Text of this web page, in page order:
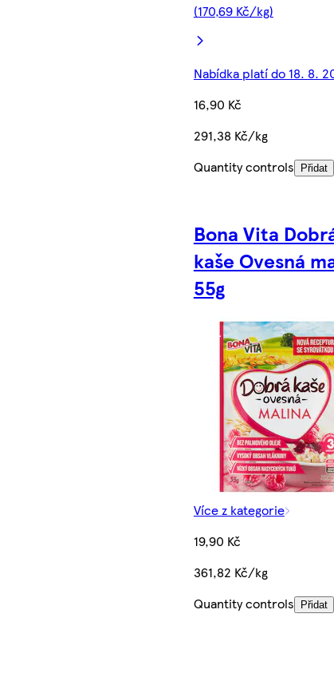
(170,69 Kč/kg)
Nabídka platí do 18. 8.
16,90 Kč
291,38 Kč/kg
Quantity controls
Přidat
Bona Vita
kaše Ovesná
55g
Více z kategorie
19,90 Kč
361,82 Kč/kg
Quantity controls
Přidat